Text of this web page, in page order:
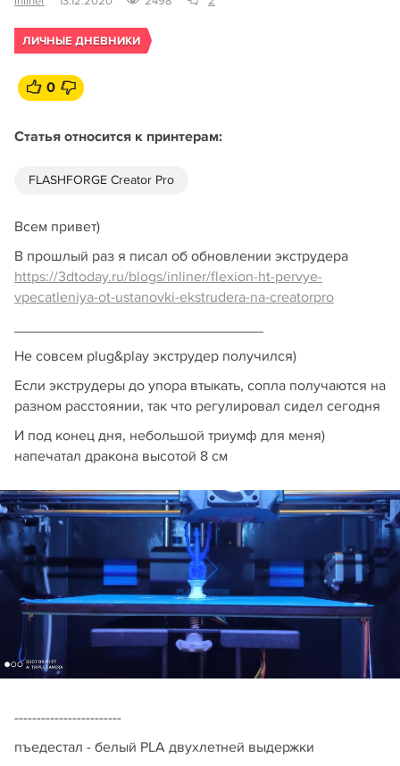
ЛИЧНЫЕ ДНЕВНИКИ
0
Статья относится к принтерам:
FLASHFORGE Creator Pro
Всем привет)
В прошлый раз я писал об обновлении экструдера
https://3dtoday.ru/blogs/inliner/flexion-ht-pervye-
vpecatleniya-ot-ustanovki-ekstrudera-na-creatorpro
_______________________________
Не совсем plug&play экструдер получился)
Если экструдеры до упора втыкать, сопла получаются на
разном расстоянии, так что регулировал сидел сегодня
И под конец дня, небольшой триумф для меня)
напечатал дракона высотой 8 см
------------------------
пъедестал - белый PLA двухлетней выдержки